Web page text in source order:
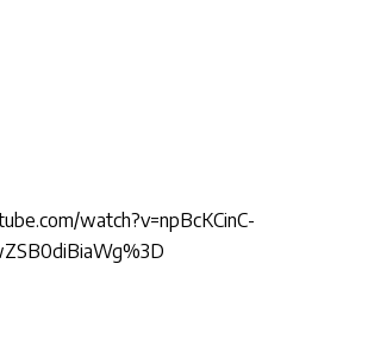
watch?v=npBcKCinC-